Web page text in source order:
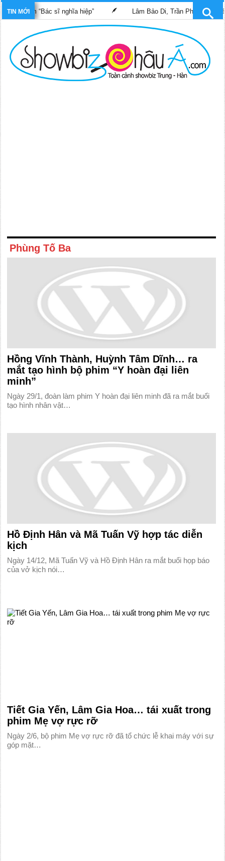
TIN MỚI
phim “Bác sĩ nghĩa hiệp” Lâm Bảo Di, Trần Pháp Dung tái
Phùng Tố Ba
Hồng Vĩnh Thành, Huỳnh Tâm Dĩnh… ra
mắt tạo hình bộ phim “Y hoàn đại liên
minh”
Ngày 29/1, đoàn làm phim Y hoàn đại liên minh đã ra mắt buổi
tạo hình nhân vật…
Hồ Định Hân và Mã Tuấn Vỹ hợp tác diễn
kịch
Ngày 14/12, Mã Tuấn Vỹ và Hồ Định Hân ra mắt buổi họp báo
của vở kịch nói…
Tiết Gia Yến, Lâm Gia Hoa… tái xuất trong
phim Mẹ vợ rực rỡ
Ngày 2/6, bộ phim Mẹ vợ rực rỡ đã tổ chức lễ khai máy với sự
góp mặt…